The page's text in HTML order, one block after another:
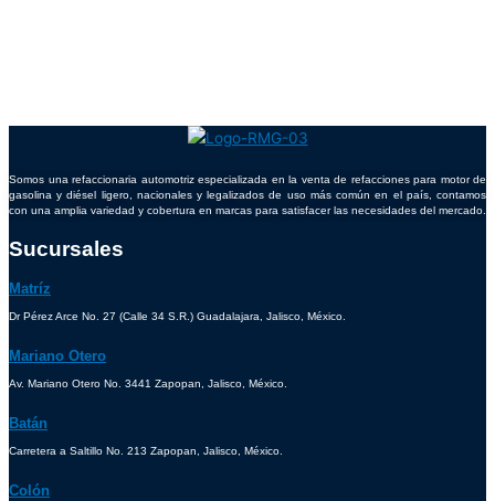
Somos una refaccionaria automotriz especializada en la venta de refacciones para motor de
gasolina y diésel ligero, nacionales y legalizados de uso más común en el país, contamos
con una amplia variedad y cobertura en marcas para satisfacer las necesidades del mercado.
Sucursales
Matríz
Dr Pérez Arce No. 27 (Calle 34 S.R.) Guadalajara, Jalisco, México.
Mariano Otero
Av. Mariano Otero No. 3441 Zapopan, Jalisco, México.
Batán
Carretera a Saltillo No. 213 Zapopan, Jalisco, México.
Colón